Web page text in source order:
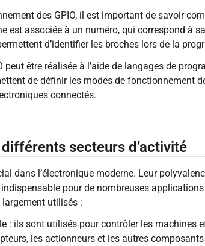
des GPIO, il est important de savoir
est associée à un numéro, qui correspond à
d’identifier les broches lors de la
être réalisée à l’aide de langages de
de définir les modes de fonctionnement
connectés.
secteurs d’activité
dans l’électronique moderne. Leur
pour de nombreuses
utilisés :
: ils sont utilisés pour contrôler les machines
les actionneurs et les autres